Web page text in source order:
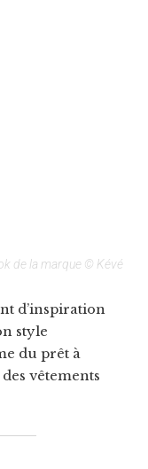
de la marque © Kévé
d’inspiration
style
du prêt à
vêtements